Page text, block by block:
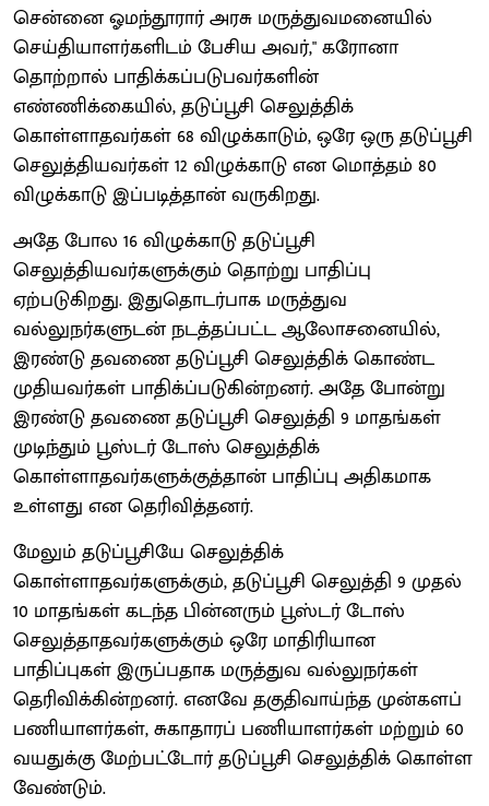
சென்னை ஓமந்தூரார் அரசு மருத்துவமனையில்
செய்தியாளர்களிடம் பேசிய அவர்," கரோனா
தொற்றால் பாதிக்கப்படுபவர்களின்
எண்ணிக்கையில், தடுப்பூசி செலுத்திக்
கொள்ளாதவர்கள் 68 விழுக்காடும், ஒரே ஒரு தடுப்பூசி
செலுத்தியவர்கள் 12 விழுக்காடு என மொத்தம் 80
விழுக்காடு இப்படித்தான் வருகிறது.
அதே போல 16 விழுக்காடு தடுப்பூசி
செலுத்தியவர்களுக்கும் தொற்று பாதிப்பு
ஏற்படுகிறது. இதுதொடர்பாக மருத்துவ
வல்லுநர்களுடன் நடத்தப்பட்ட ஆலோசனையில்,
இரண்டு தவணை தடுப்பூசி செலுத்திக் கொண்ட
முதியவர்கள் பாதிக்ப்படுகின்றனர். அதே போன்று
இரண்டு தவணை தடுப்பூசி செலுத்தி 9 மாதங்கள்
முடிந்தும் பூஸ்டர் டோஸ் செலுத்திக்
கொள்ளாதவர்களுக்குத்தான் பாதிப்பு அதிகமாக
உள்ளது என தெரிவித்தனர்.
மேலும் தடுப்பூசியே செலுத்திக்
கொள்ளாதவர்களுக்கும், தடுப்பூசி செலுத்தி 9 முதல்
10 மாதங்கள் கடந்த பின்னரும் பூஸ்டர் டோஸ்
செலுத்தாதவர்களுக்கும் ஒரே மாதிரியான
பாதிப்புகள் இருப்பதாக மருத்துவ வல்லுநர்கள்
தெரிவிக்கின்றனர். எனவே தகுதிவாய்ந்த முன்களப்
பணியாளர்கள், சுகாதாரப் பணியாளர்கள் மற்றும் 60
வயதுக்கு மேற்பட்டோர் தடுப்பூசி செலுத்திக் கொள்ள
வேண்டும்.